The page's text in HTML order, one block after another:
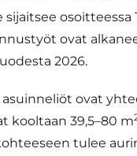
sijaitsee osoitteessa
ovat
2026.
ovat
kooltaan 39,5–80 m
tulee